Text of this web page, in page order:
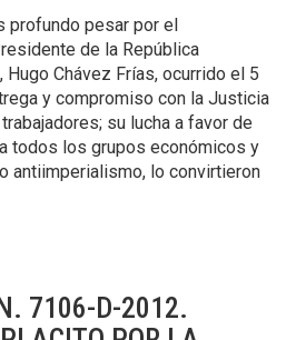
profundo pesar por el
de la República
Hugo Chávez Frías, ocurrido el 5
y compromiso con la Justicia
su lucha a favor de
todos los grupos económicos y
antiimperialismo, lo convirtieron
7106-D-2012.